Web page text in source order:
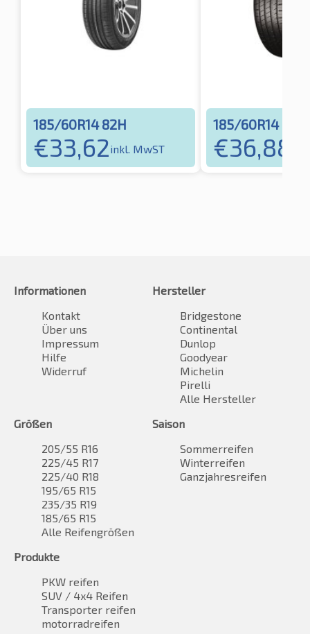
185/60R14 82H
€33,62inkl. MwST
185/60R14 82H
€36,88
Informationen
Kontakt
Über uns
Impressum
Hilfe
Widerruf
Hersteller
Bridgestone
Continental
Dunlop
Goodyear
Michelin
Pirelli
Alle Hersteller
Größen
205/55 R16
225/45 R17
225/40 R18
195/65 R15
235/35 R19
185/65 R15
Alle Reifengrößen
Saison
Sommerreifen
Winterreifen
Ganzjahresreifen
Produkte
PKW reifen
SUV / 4x4 Reifen
Transporter reifen
motorradreifen